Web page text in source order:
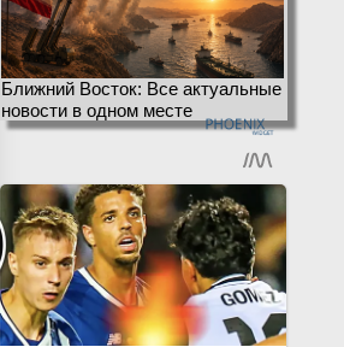
Ближний Восток: Все актуальные
новости в одном месте